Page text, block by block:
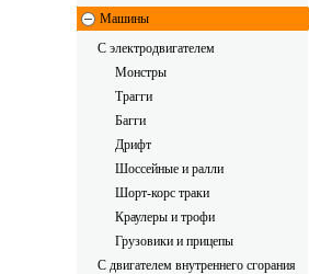
Машины
С электродвигателем
Монстры
Трагги
Багги
Дрифт
Шоссейные и ралли
Шорт-корс траки
Краулеры и трофи
Грузовики и прицепы
С двигателем внутреннего сгорания